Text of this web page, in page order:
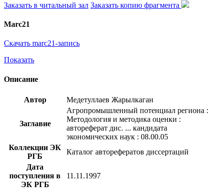
Заказать в читальный зал Заказать копию фрагмента
Marc21
Скачать marc21-запись
Показать
Описание
Автор Медетуллаев Жарылкаган
Заглавие
Агропромышленный потенциал региона :
Методология и методика оценки :
автореферат дис. ... кандидата
экономических наук : 08.00.05
Коллекции ЭК
РГБ
Каталог авторефератов диссертаций
Дата
поступления в
ЭК РГБ
11.11.1997